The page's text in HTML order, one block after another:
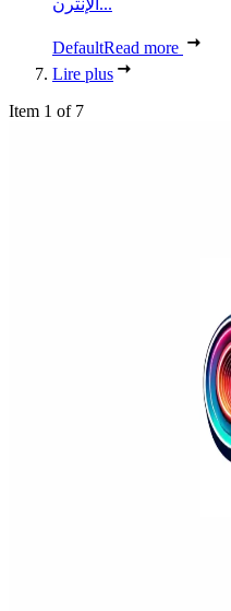
الإنترن...
DefaultRead more
Lire plus
Item 1 of 7